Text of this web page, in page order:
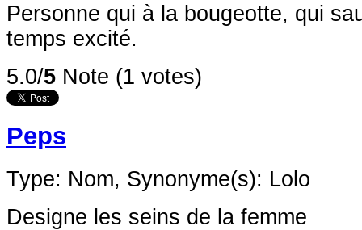
Personne qui à la bougeotte, qui
temps excité.
5.0/5 Note (1 votes)
Peps
Type: Nom, Synonyme(s): Lolo
Designe les seins de la femme